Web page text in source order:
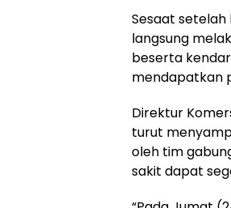
Sesaat setelah
langsung
beserta
mendapatkan
Direktur
turut
oleh tim
sakit dapat